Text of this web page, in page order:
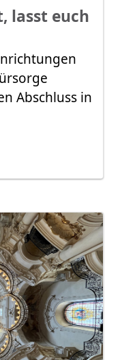
lasst euch
Abschluss in